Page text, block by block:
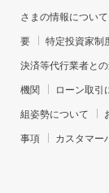
さまの情報について
要 特定投資家制
決済等代行業者と
機関 ローン取引
組姿勢について
事項 カスタマー